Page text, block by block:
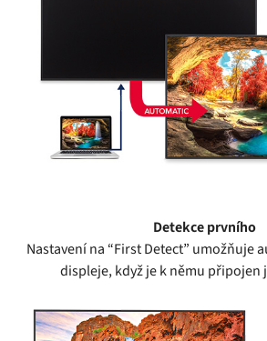
Detekce prvního
Nastavení na “First Detect” umožňuje
displeje, když je k němu připojen